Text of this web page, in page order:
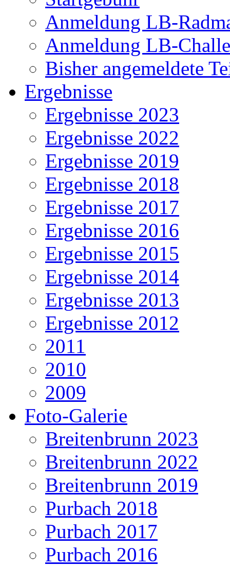
Anmeldung LB-
Anmeldung LB-
Bisher angemeldete
Ergebnisse
Ergebnisse 2023
Ergebnisse 2022
Ergebnisse 2019
Ergebnisse 2018
Ergebnisse 2017
Ergebnisse 2016
Ergebnisse 2015
Ergebnisse 2014
Ergebnisse 2013
Ergebnisse 2012
2011
2010
2009
Foto-Galerie
Breitenbrunn 2023
Breitenbrunn 2022
Breitenbrunn 2019
Purbach 2018
Purbach 2017
Purbach 2016